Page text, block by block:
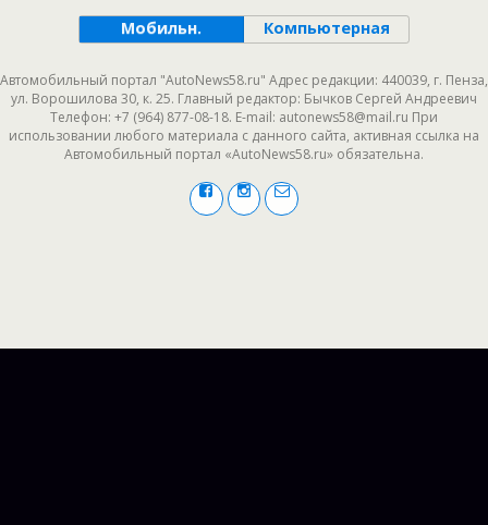
Мобильн. Компьютерная
Автомобильный портал "AutoNews58.ru" Адрес редакции: 440039, г. Пенза,
ул. Ворошилова 30, к. 25. Главный редактор: Бычков Сергей Андреевич
Телефон: +7 (964) 877-08-18. E-mail: autonews58@mail.ru При
использовании любого материала с данного сайта, активная ссылка на
Автомобильный портал «AutoNews58.ru» обязательна.